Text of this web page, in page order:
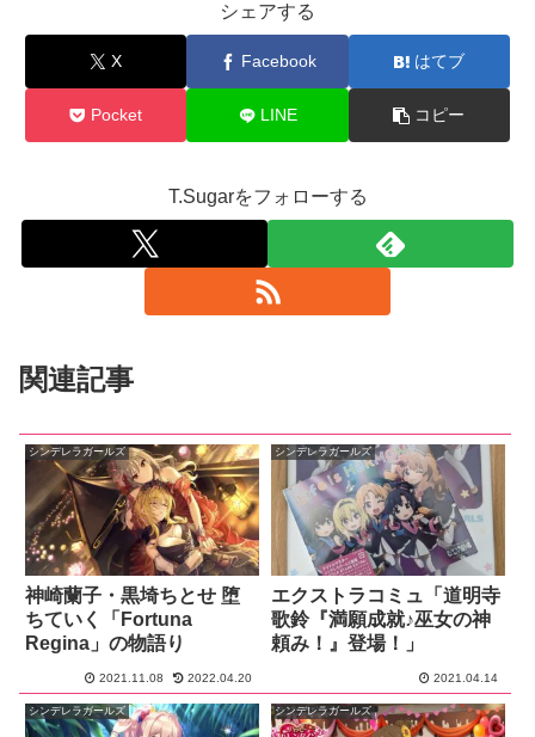
シェアする
X Facebook はてブ
Pocket LINE コピー
T.Sugarをフォローする
関連記事
シンデレラガールズ
神崎蘭子・黒埼ちとせ 堕
ちていく「Fortuna
Regina」の物語り
2021.11.08 2022.04.20
シンデレラガールズ
エクストラコミュ「道明寺
歌鈴『満願成就♪巫女の神
頼み！』登場！」
2021.04.14
シンデレラガールズ シンデレラガールズ